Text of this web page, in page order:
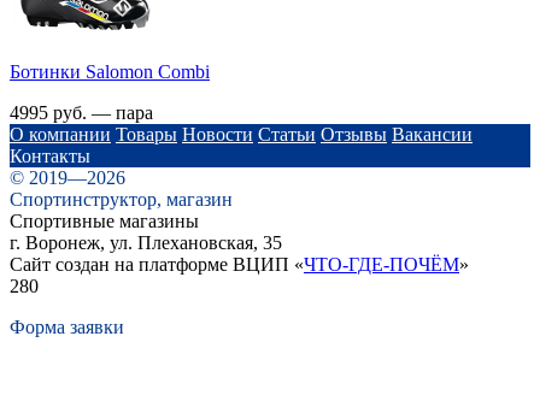
Ботинки Salomon Combi
4995 руб. — пара
О компании Товары Новости Статьи Отзывы Вакансии
Контакты
© 2019—2026
Спортинструктор, магазин
Спортивные магазины
г. Воронеж, ул. Плехановская, 35
Сайт создан на платформе ВЦИП «ЧТО-ГДЕ-ПОЧЁМ»
280
Форма заявки